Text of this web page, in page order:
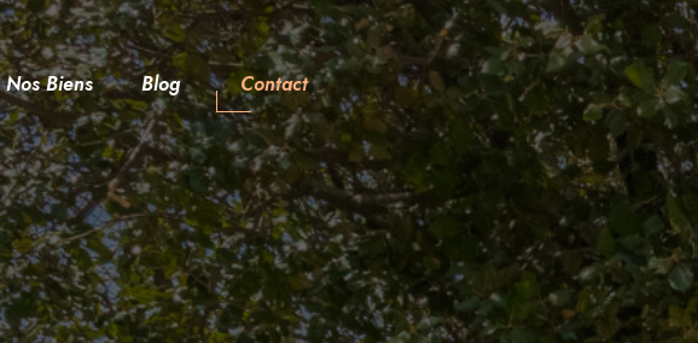
Nos Biens Blog Contact